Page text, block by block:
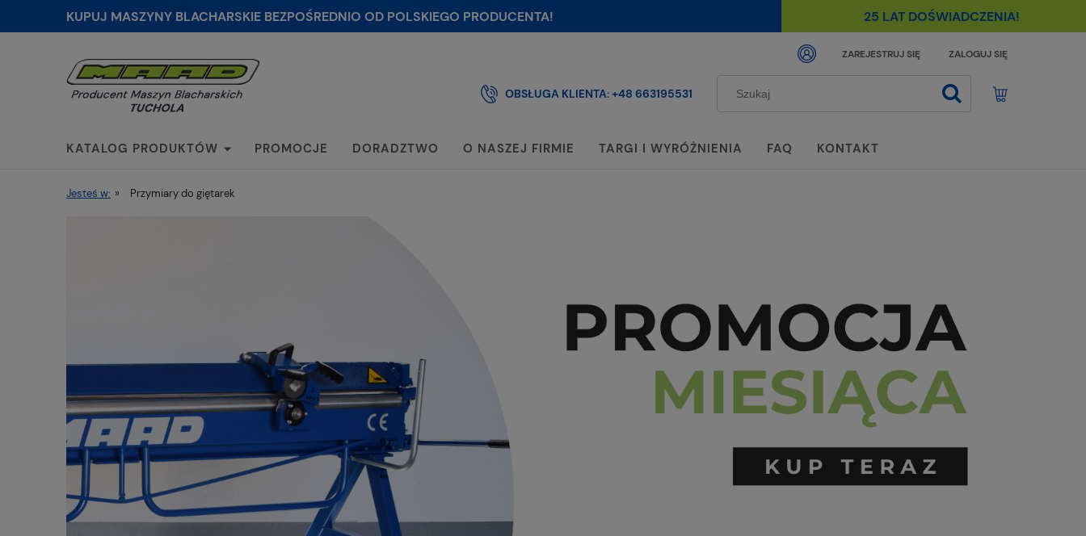
KUPUJ MASZYNY BLACHARSKIE BEZPOŚREDNIO OD POLSKIEGO PRODUCENTA! 25 LAT DOŚWIADCZENIA!
ZAREJESTRUJ SIĘ ZALOGUJ SIĘ
OBSŁUGA KLIENTA:+48 663195531
KATALOG PRODUKTÓW PROMOCJE DORADZTWO O NASZEJ FIRMIE TARGI I WYRÓŻNIENIA FAQ KONTAKT
Jesteś w: » Przymiary do giętarek